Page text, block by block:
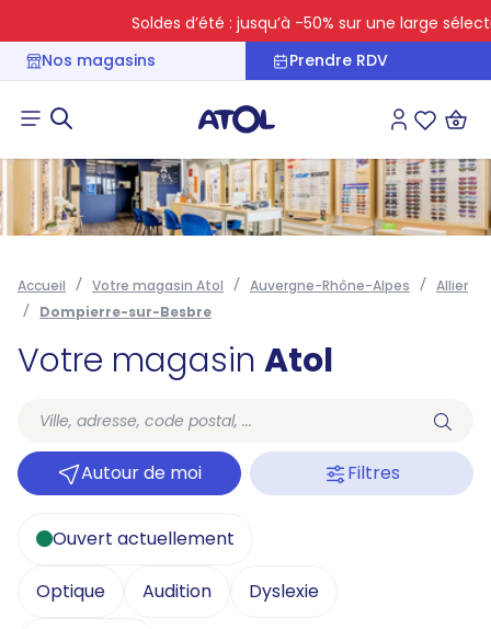
Soldes d’été : jusqu’à -50% sur une large sélection
Nos magasins
Prendre RDV
Connexion
Accueil Votre magasin Atol Auvergne-Rhône-Alpes
Allier
Dompierre-sur-Besbre
Votre magasin Atol
Autour de moi Filtres
Ouvert actuellement
Optique Audition Dyslexie